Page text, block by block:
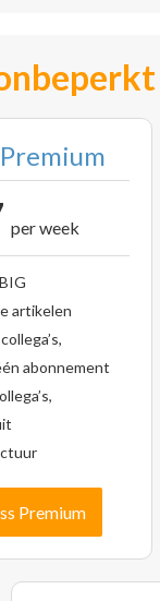
per week
artikelen
abonnement
Premium